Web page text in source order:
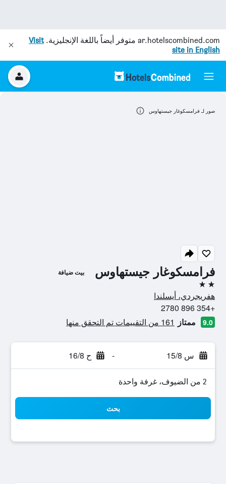
ar.hotelscombined.com متوفر أيضاً باللغة الإنجليزية.Visit
site in English
فرامسكوغار جيستهاوس بيت ضيافة
2 نجمتين
هفريجردي، أيسلندا
+354 896 2780
9.0 ممتاز 161 من التقييمات تم التحقق منها
س 15/8 - ح 16/8
2 من الضيوف، غرفة واحدة
بحث
صور لـ فرامسكوغار جيستهاوس